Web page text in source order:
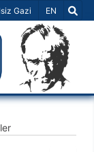
Gazi Dil Seçiniz
EN